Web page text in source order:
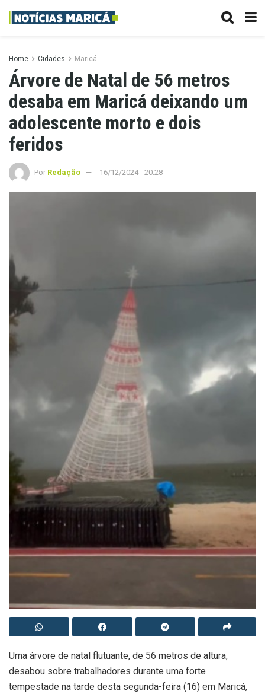
Home Cidades Maricá
Árvore de Natal de 56 metros
desaba em Maricá deixando um
adolescente morto e dois
feridos
Por Redação 16/12/2024 - 20:28
Uma árvore de natal flutuante, de 56 metros de altura,
desabou sobre trabalhadores durante uma forte
tempestade na tarde desta segunda-feira (16) em Maricá,